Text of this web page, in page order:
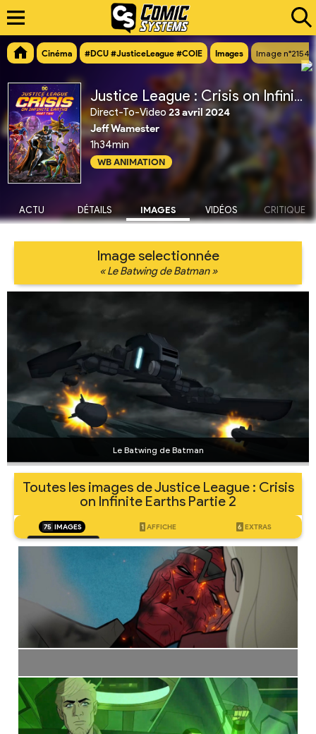
Cinéma #DCU #JusticeLeague #COIE Images Image n°21543
Justice League : Crisis on Infinite Earths Partie 2
Direct-To-Video 23 avril 2024
Jeff Wamester
1h34min
WB ANIMATION
ACTU DÉTAILS IMAGES VIDÉOS CRITIQUE
Image selectionnée
« Le Batwing de Batman »
Le Batwing de Batman
Toutes les images de Justice League : Crisis
on Infinite Earths Partie 2
75 IMAGES 1 AFFICHE 6 EXTRAS